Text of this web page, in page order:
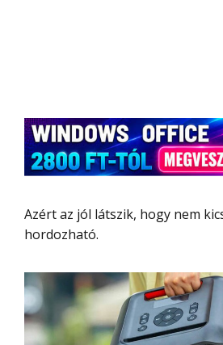
Azért az jól látszik, hogy nem kicsi, de jól
hordozható.